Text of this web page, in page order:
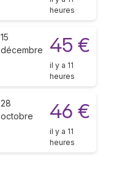
heures
15
décembre
45 €
il y a 11
heures
28
octobre
46 €
il y a 11
heures